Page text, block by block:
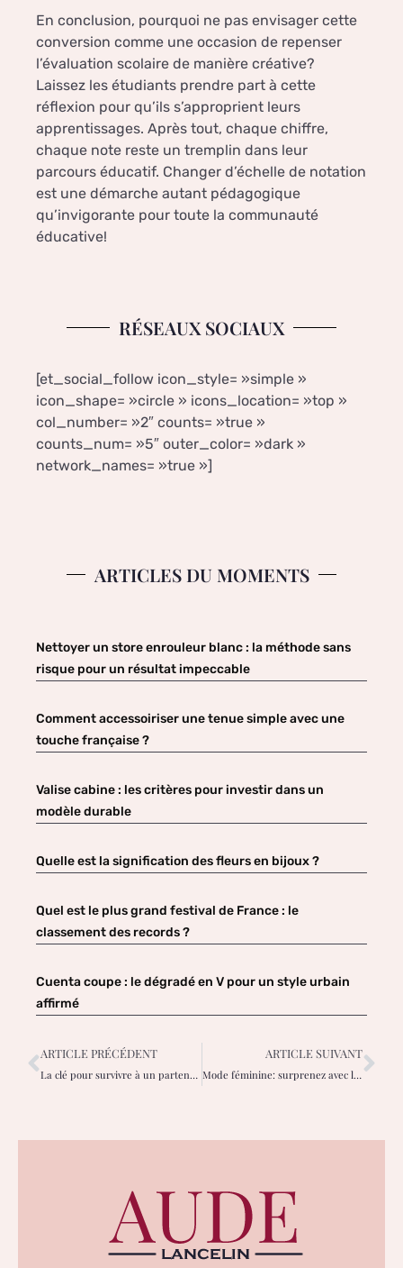
En conclusion, pourquoi ne pas envisager cette
conversion comme une occasion de repenser
l’évaluation scolaire de manière créative?
Laissez les étudiants prendre part à cette
réflexion pour qu’ils s’approprient leurs
apprentissages. Après tout, chaque chiffre,
chaque note reste un tremplin dans leur
parcours éducatif. Changer d’échelle de notation
est une démarche autant pédagogique
qu’invigorante pour toute la communauté
éducative!
RÉSEAUX SOCIAUX
[et_social_follow icon_style= »simple »
icon_shape= »circle » icons_location= »top »
col_number= »2″ counts= »true »
counts_num= »5″ outer_color= »dark »
network_names= »true »]
ARTICLES DU MOMENTS
Nettoyer un store enrouleur blanc : la méthode sans
risque pour un résultat impeccable
Comment accessoiriser une tenue simple avec une
touche française ?
Valise cabine : les critères pour investir dans un
modèle durable
Quelle est la signification des fleurs en bijoux ?
Quel est le plus grand festival de France : le
classement des records ?
Cuenta coupe : le dégradé en V pour un style urbain
affirmé
ARTICLE PRÉCÉDENT
La clé pour survivre à un partenaire oppressant : élan de liberté assuré
ARTICLE SUIVANT
Mode féminine: surprenez avec le vert audacieux de la saison 2025